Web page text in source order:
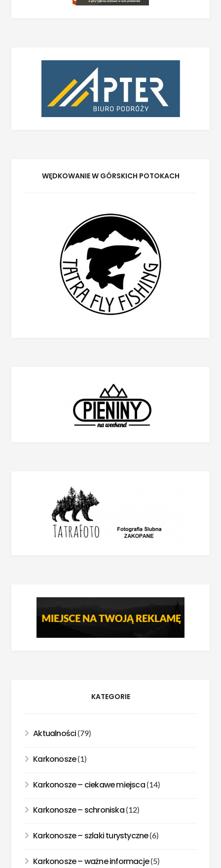
WĘDKOWANIE W GÓRSKICH POTOKACH
KATEGORIE
Aktualności (79)
Karkonosze(1)
Karkonosze – ciekawe miejsca(14)
Karkonosze – schroniska(12)
Karkonosze – szlaki turystyczne(6)
Karkonosze – ważne informacje(5)